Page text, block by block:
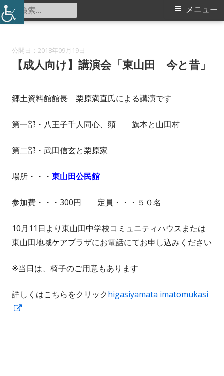
コ
ン
東山田中学校コミュニティハウス
メ
メニュー
検
索:
2018年09月19日
【成人向け】講演会「東山田 今と昔」
郷土資料館館長 栗原満直氏による講演です
第一部・八王子千人同心、頭 旗本と山田村
第二部・武田信玄と栗原家
場所・・・ 東山田公民館
参加費・・・300円 定員・・・５０名
10月11日より東山田中学校コミュニティハウスまたは
東山田地域ケアプラザにお電話にてお申し込みください
※当日は、椅子のご用意もあります
詳しくはこちらをクリックhigasiyamata imatomukasi